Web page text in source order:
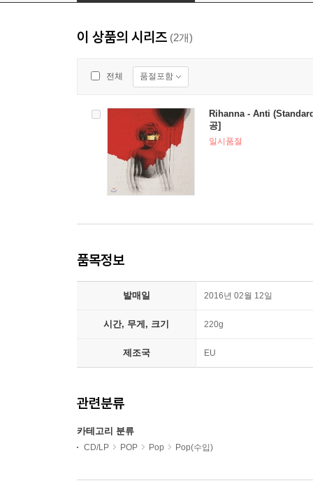
이 상품의 시리즈 (2개)
전체 품절포함
Rihanna - Anti
공]
일시품절
품목정보
발매일 2016년 02월 12일
시간, 무게, 크기 220g
제조국 EU
관련분류
카테고리 분류
CD/LP POP Pop Pop(수입)